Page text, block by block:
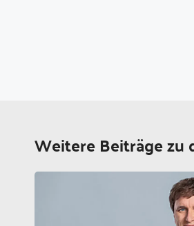
Weitere Beiträge zu